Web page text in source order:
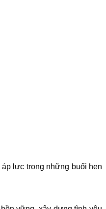
lực trong những buổi hẹn